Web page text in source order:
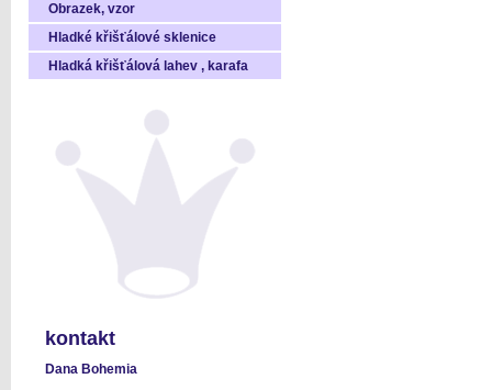
Obrazek, vzor
Hladké křišťálové sklenice
Hladká křišťálová lahev , karafa
kontakt
Dana Bohemia